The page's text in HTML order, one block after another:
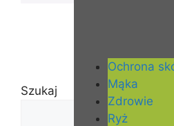
Ochrona
Mąka
Zdrowie
Ryż
Szukaj